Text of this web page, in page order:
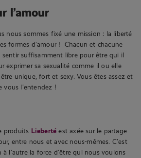
l’amour
nous sommes fixé une mission : la liberté
formes d’amour ! Chacun et chacune
sentir suffisamment libre pour être qui il
exprimer sa sexualité comme il ou elle
unique, fort et sexy. Vous êtes assez et
vous l’entendez !
produits Lieberté est axée sur le partage
entre nous et avec nous-mêmes. C’est
à l’autre la force d’être qui nous voulons